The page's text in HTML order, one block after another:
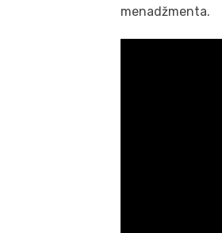
menadžmenta.